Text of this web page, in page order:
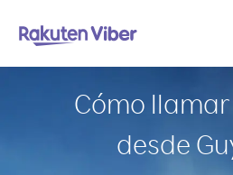
Cómo
desde